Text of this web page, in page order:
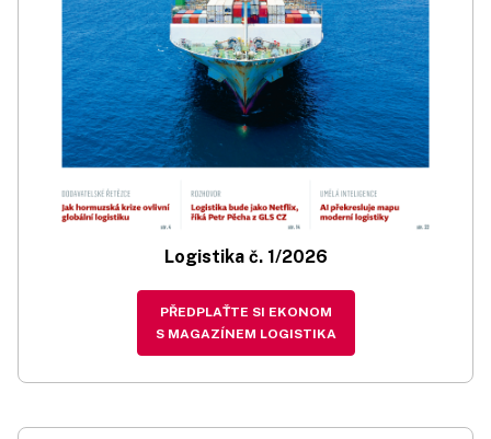
Logistika č. 1/2026
PŘEDPLAŤTE SI EKONOM
S MAGAZÍNEM LOGISTIKA